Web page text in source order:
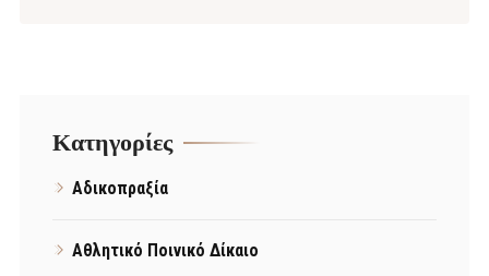
Kατηγορίες
Αδικοπραξία
Αθλητικό Ποινικό Δίκαιο